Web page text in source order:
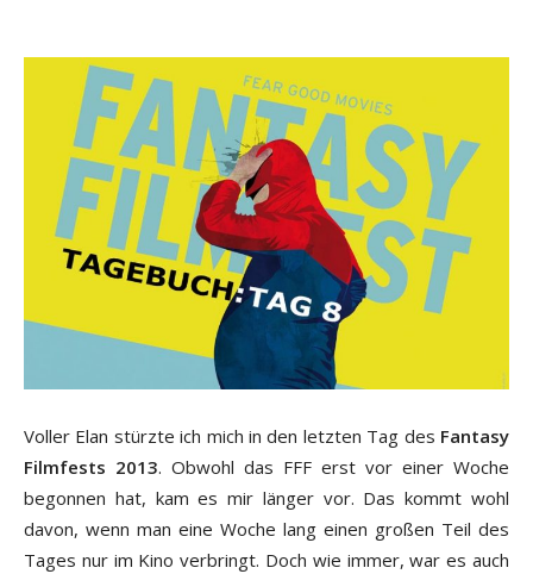
Voller Elan stürzte ich mich in den letzten Tag des Fantasy
Filmfests 2013. Obwohl das FFF erst vor einer Woche
begonnen hat, kam es mir länger vor. Das kommt wohl
davon, wenn man eine Woche lang einen großen Teil des
Tages nur im Kino verbringt. Doch wie immer, war es auch